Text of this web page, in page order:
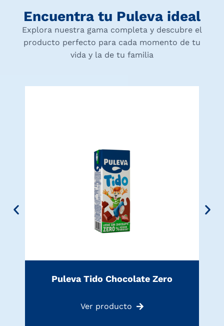
Encuentra tu Puleva ideal
Explora nuestra gama completa y descubre el
producto perfecto para cada momento de tu
vida y la de tu familia
Puleva Tido Chocolate Zero
Ver producto